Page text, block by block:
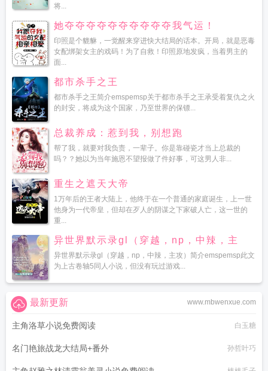
将...
她夺夺夺夺夺夺夺夺夺夺我气运！
印照是个貔貅，一觉醒来穿进快大结局的话本。开局，就是恶毒
女配绑架女主的戏码！为了自救！印照原地发疯，当着男主的
面...
都市杀手之王
都市杀手之王简介emspemsp关于都市杀手之王承受着复仇之火
的封安，将成为这个国家，乃至世界的保镖...
总裁养成：惹到我，别想跑
帮了我，就要对我负责，一辈子。你是靠碰瓷才当上总裁的
吗？？她以为当年施恩不望报做了件好事，可这男人非...
重生之遮天大帝
1万年后的王者大陆上，他终于在一个普通的家庭诞生，上一世
他身为一代帝皇，但却在歹人的阴谋之下家破人亡，这一世的
重...
异世界默示录gl（穿越，np，中辣，主
攻）
异世界默示录gl（穿越，np，中辣，主攻）简介emspemsp此文
为上古卷轴5同人小说，但没有玩过游戏...
www.mbwenxue.com
最新更新
主角洛草小说免费阅读 白玉糖
名门艳旅战龙大结局+番外 孙哲叶巧